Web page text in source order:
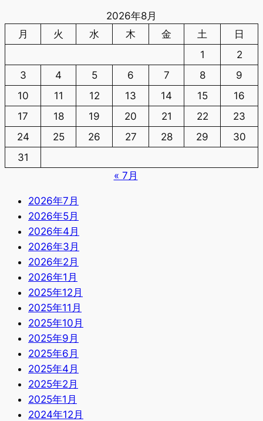
2026年8月
月
火 水 木 金 土
日
1
2
3
4 5 6 7 8
9
10
11 12 13 14 15
16
17
18 19 20 21 22
23
24
25 26 27 28 29
30
31
« 7月
2026年7月
2026年5月
2026年4月
2026年3月
2026年2月
2026年1月
2025年12月
2025年11月
2025年10月
2025年9月
2025年6月
2025年4月
2025年2月
2025年1月
2024年12月